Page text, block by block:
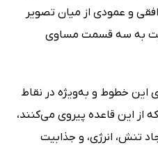
افقی و عمودی از میان تصویر
به سه قسمت مساوی
این خطوط و به‌ویژه در نقاط
از این قاعده پیروی می‌کنند،
تنش، انرژی، و جذابیت